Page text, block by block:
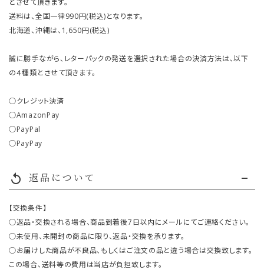
送料は、全国一律990円(税込)となります。
北海道、沖縄は、1,650円(税込)
誠に勝手ながら、レターパックの発送を選択された場合の決済方法は、以下
の４種類とさせて頂きます。
○クレジット決済
○AmazonPay
○PayPal
○PayPay
replay 返品について
【交換条件】
○返品・交換される場合、商品到着後7日以内にメールにてご連絡ください。
○未使用、未開封の商品に限り、返品・交換を承ります。
○お届けした商品が不良品、もしくはご注文の品と違う場合は交換致します。
この場合、送料等の費用は当店が負担致します。